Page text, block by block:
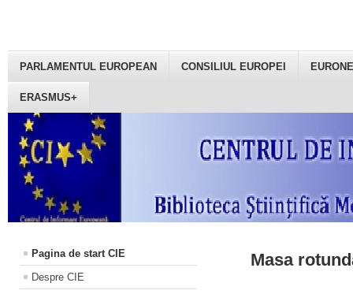
PARLAMENTUL EUROPEAN CONSILIUL EUROPEI
ERASMUS+
Pagina de start CIE
Despre CIE
Masa